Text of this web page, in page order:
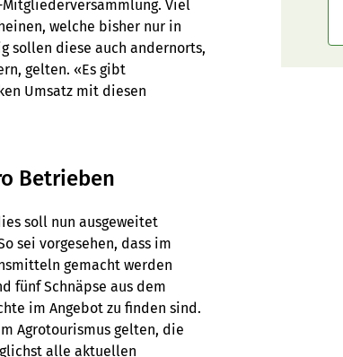
Mitgliederversammlung. Viel
welche bisher nur in
sollen diese auch andernorts,
gelten. «Es gibt
Umsatz mit diesen
Betrieben
soll nun ausgeweitet
sei vorgesehen, dass im
gemacht werden
fünf Schnäpse aus dem
im Angebot zu finden sind.
Agrotourismus gelten, die
alle aktuellen